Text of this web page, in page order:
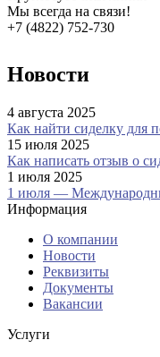
Мы всегда на связи!
+7 (4822) 752-730
Новости
4 августа 2025
Как найти сиделку для
15 июля 2025
Как написать отзыв о
1 июля 2025
1 июля —
Информация
О компании
Новости
Реквизиты
Документы
Вакансии
Услуги